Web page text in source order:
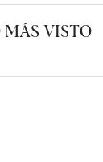
MÁS VISTO